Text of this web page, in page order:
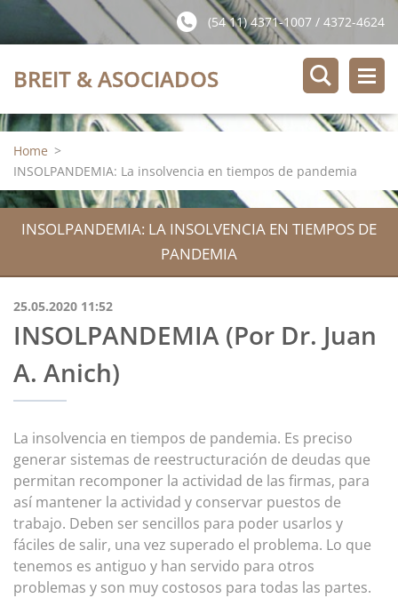
(54 11) 4371-1007 / 4372-4624
BREIT & ASOCIADOS
Home >
INSOLPANDEMIA: La insolvencia en tiempos de pandemia
INSOLPANDEMIA: LA INSOLVENCIA EN TIEMPOS DE
PANDEMIA
25.05.2020 11:52
INSOLPANDEMIA (Por Dr. Juan
A. Anich)
La insolvencia en tiempos de pandemia. Es preciso
generar sistemas de reestructuración de deudas que
permitan recomponer la actividad de las firmas, para
así mantener la actividad y conservar puestos de
trabajo. Deben ser sencillos para poder usarlos y
fáciles de salir, una vez superado el problema. Lo que
tenemos es antiguo y han servido para otros
problemas y son muy costosos para todas las partes.